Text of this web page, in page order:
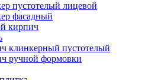
пустотелый лицевой
фасадный
кирпич
клинкерный пустотелый
ручной формовки